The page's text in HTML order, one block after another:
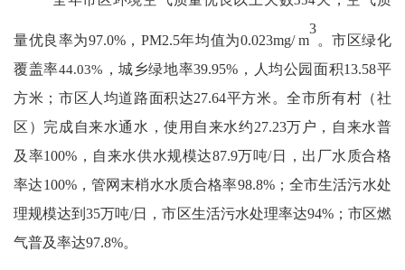
量优良率为97.0%， PM2.5年均值为0.023mg/ m
3
。市区绿化
覆盖率44.03% ，城乡绿地率39.95% ，人均公园面积13.58平
方米；市区人均道路面积达27.64平方米。全市所有村（社
区）完成自来水通水，使用自来水约27.23万户，自来水普
及率100% ，自来水供水规模达87.9万吨/日，出厂水质合格
率达100%，管网末梢水水质合格率98.8%；全市生活污水处
理规模达到35万吨/日，市区生活污水处理率达94%；市区燃
气普及率达97.8%。